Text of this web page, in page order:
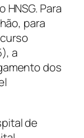
HNSG. Para
para
a
dos
de